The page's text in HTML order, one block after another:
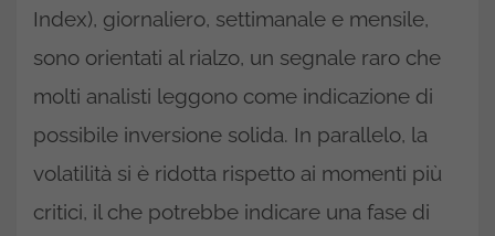
Index), giornaliero, settimanale e mensile,
sono orientati al rialzo, un segnale raro che
molti analisti leggono come indicazione di
possibile inversione solida. In parallelo, la
volatilità si è ridotta rispetto ai momenti più
critici, il che potrebbe indicare una fase di